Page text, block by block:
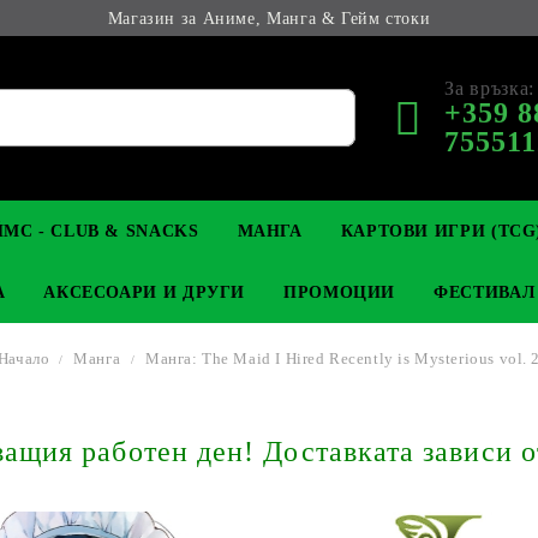
Магазин за Аниме, Манга & Гейм стоки
За връзка:
+359
КОЛЕКЦИОНЕРСКИ
YU-GI-OH! TCG
- CLUB & SNACKS МАНГА
LIGHT NOVEL
КАРТОВИ ИГРИ
MAGIC: THE GATHERING
АНИМЕ ФИГУРКИ
АКСЕСОАРИ И ДРУГИ
КЛЮЧОДЪРЖАТЕЛИ
ПРОМОЦИИ
Манга Манга: The Maid I Hired Recently is Mysterious vol. 2
работен ден! Доставката зависи